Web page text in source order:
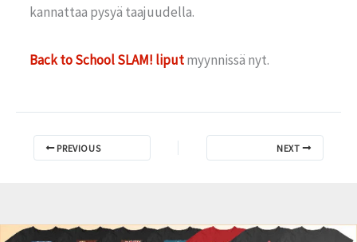
kannattaa pysyä taajuudella.
Back to School SLAM! liputmyynnissä nyt.
PREVIOUS NEXT